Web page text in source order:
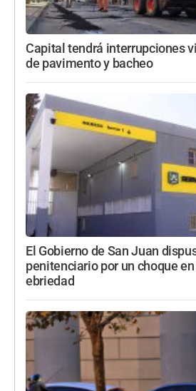
Capital tendrá interrupciones
de pavimento y bacheo
El Gobierno de San Juan
penitenciario por un choque
ebriedad